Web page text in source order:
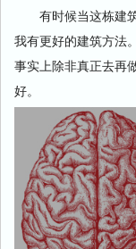
有时候当这栋建筑
我有更好的建筑方法
事实上除非真正去再
好。